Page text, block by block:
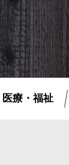
療・福祉